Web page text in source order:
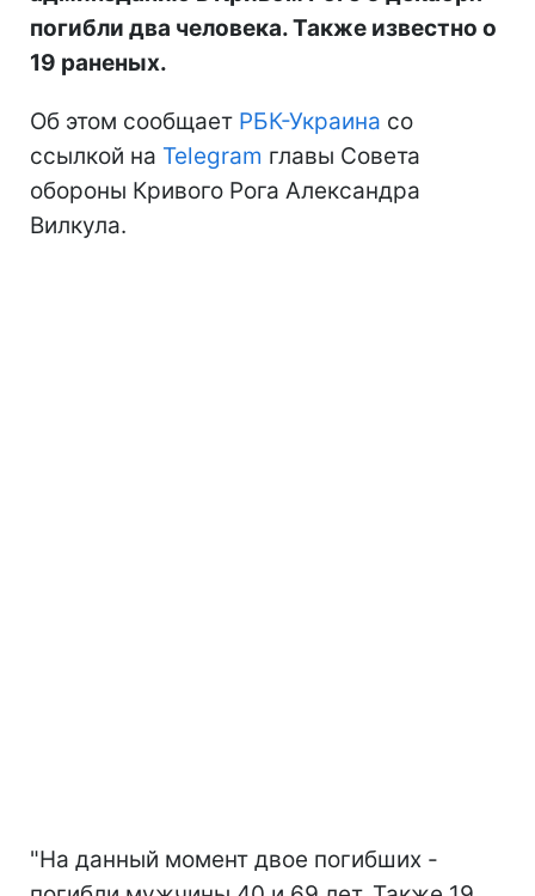
погибли два человека. Также известно о
19 раненых.
Об этом сообщает РБК-Украина со
ссылкой на Telegram главы Совета
обороны Кривого Рога Александра
Вилкула.
"На данный момент двое погибших -